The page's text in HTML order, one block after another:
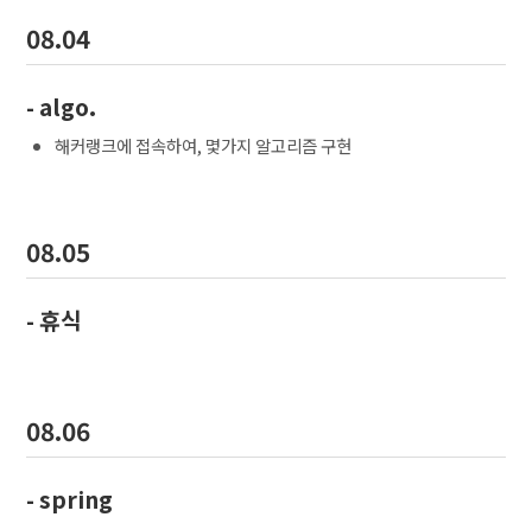
08.04
- algo.
해커랭크에 접속하여, 몇가지 알고리즘 구현
08.05
- 휴식
08.06
- spring